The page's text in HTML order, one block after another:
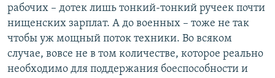
рабочих – дотек лишь тонкий-тонкий ручеек почти
нищенских зарплат. А до военных – тоже не так
чтобы уж мощный поток техники. Во всяком
случае, вовсе не в том количестве, которое реально
необходимо для поддержания боеспособности и